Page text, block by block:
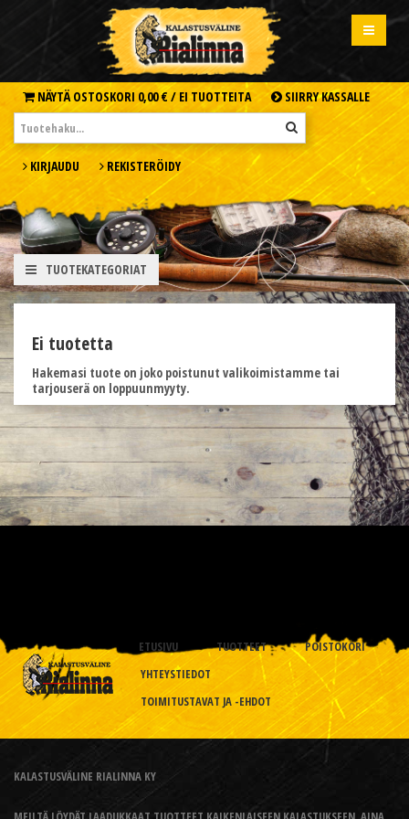
NÄYTÄ OSTOSKORI 0,00 € / EI TUOTTEITA SIIRRY KASSALLE
KIRJAUDU REKISTERÖIDY
TUOTEKATEGORIAT
Ei tuotetta
Hakemasi tuote on joko poistunut valikoimistamme tai
tarjouserä on loppuunmyyty.
ETUSIVU TUOTTEET
POISTOKORI
YHTEYSTIEDOT
TOIMITUSTAVAT JA -EHDOT
KALASTUSVÄLINE RIALINNA KY